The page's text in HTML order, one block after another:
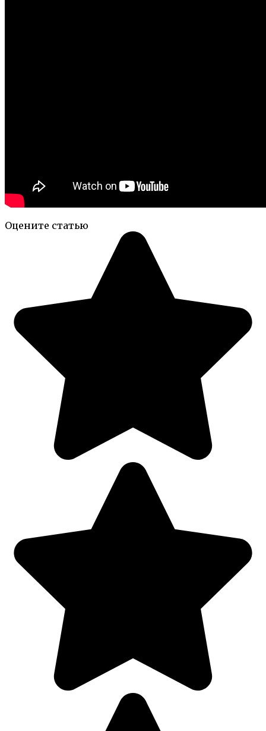
Оцените статью